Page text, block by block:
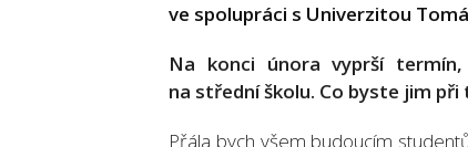
ve spolupráci s Univerzitou
Na konci února vyprší
na střední školu. Co byste jim
Přála bych všem budoucím